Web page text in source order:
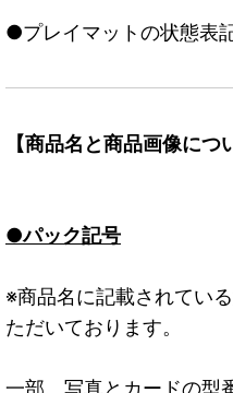
●プレイマットの状態表
【商品名と商品画像につ
●パック記号
※商品名に記載されてい
ただいております。
一部、写真とカードの型